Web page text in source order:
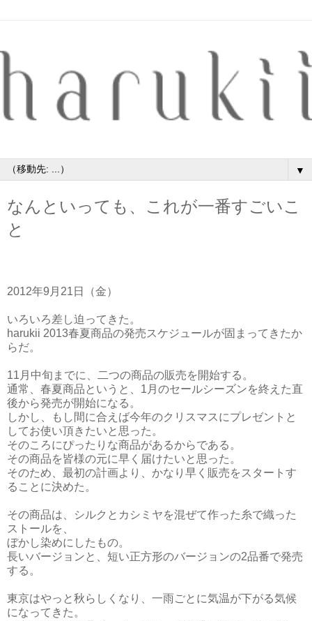
▼
なんといっても、これが一番すごいこ
と
2012年9月21日（金）
いろいろ差し迫ってきた。
harukii 2013春夏商品の発売スケジュールが固まってきたか
らだ。
11月中旬までに、二つの商品の販売を開始する。
通常、春夏商品というと、1月のセールシーズンを終えた直
後から発売が開始になる。
しかし、もし間に合えば今年のクリスマスにプレゼントと
してお使い頂きたいと思った。
そのころにぴったりな商品があるからである。
その商品を皆様の元に早く届けたいと思った。
そのため、最初の計画より、かなり早く販売をスタートす
ることに決めた。
その商品は、シルクとカシミヤを混ぜて作った糸で織った
ストールを、
ぼかし染めにしたもの。
長いバージョンと、短い正方形のバージョンの2品番で発売
する。
東京はやっと秋らしくなり、一雨ごとに気温が下がる気候
になってきた。